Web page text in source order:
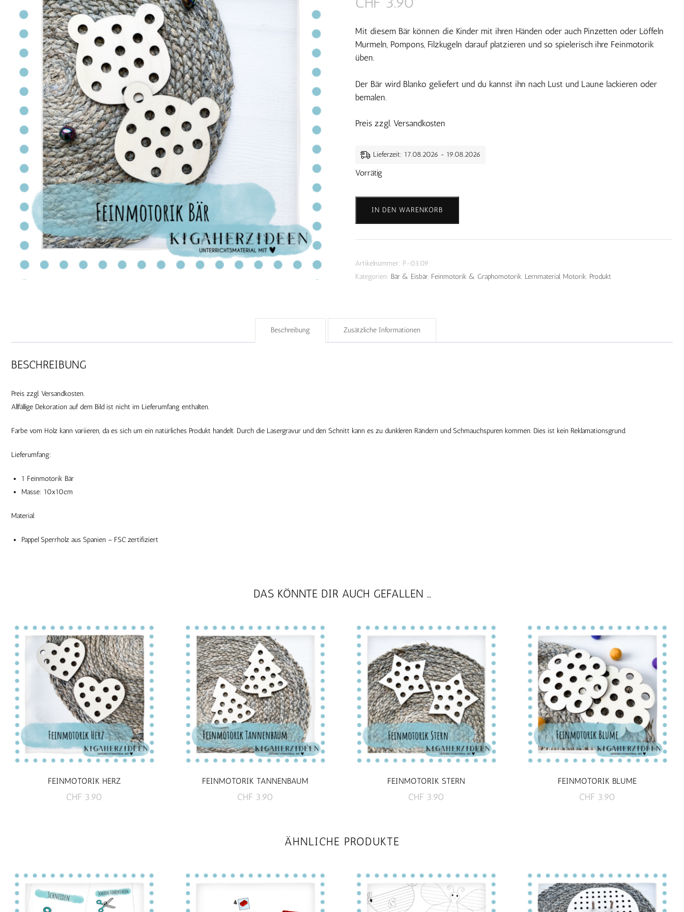
Mit diesem Bär können die Kinder mit ihren Händen oder auch Pinzetten oder Löffeln
Murmeln, Pompons, Filzkugeln darauf platzieren und so spielerisch ihre Feinmotorik
üben.
Der Bär wird Blanko geliefert und du kannst ihn nach Lust und Laune lackieren oder
bemalen.
Preis zzgl. Versandkosten
Lieferzeit: 17.08.2026 - 19.08.2026
Vorrätig
Feinmotorik
Menge
IN DEN WARENKORB
Artikelnummer: P-03.09
Kategorien: Bär & Eisbär, Feinmotorik & Graphomotorik, Lernmaterial, Motorik, Produkt
Beschreibung Zusätzliche Informationen
BESCHREIBUNG
Preis zzgl. Versandkosten.
Allfällige Dekoration auf dem Bild ist nicht im Lieferumfang enthalten.
Farbe vom Holz kann variieren, da es sich um ein natürliches Produkt handelt. Durch die Lasergravur und den Schnitt kann es zu dunkleren Rändern und Schmauchspuren kommen. Dies ist kein Reklamationsgrund.
Lieferumfang:
1 Feinmotorik Bär
Masse: 10x10cm
Material:
Pappel Sperrholz aus Spanien – FSC zertifiziert
DAS KÖNNTE DIR AUCH GEFALLEN …
FEINMOTORIK HERZ
CHF 3.90
FEINMOTORIK TANNENBAUM
CHF 3.90
FEINMOTORIK STERN
CHF 3.90
FEINMOTORIK BLUME
CHF 3.90
ÄHNLICHE PRODUKTE